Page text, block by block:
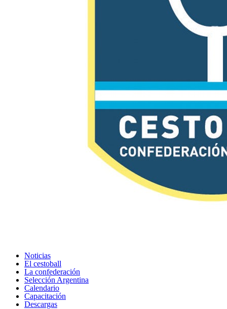
Noticias
El cestoball
La confederación
Selección Argentina
Calendario
Capacitación
Descargas